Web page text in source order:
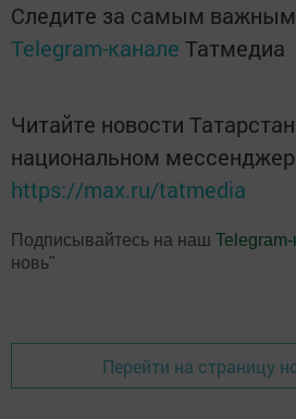
Следите за самым
Telegram-канале Татмедиа
Читайте новости
национальном
https://max.ru/tatmedia
Подписывайтесь на наш Telegram-
новь"
Перейти на страницу